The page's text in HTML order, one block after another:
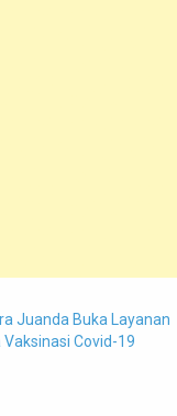
Juanda Buka Layanan
Covid-19